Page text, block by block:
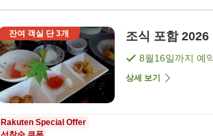
잔여 객실 단3개 조식 포함
8월16일까지 예
상세 보기
Rakuten Special Offer